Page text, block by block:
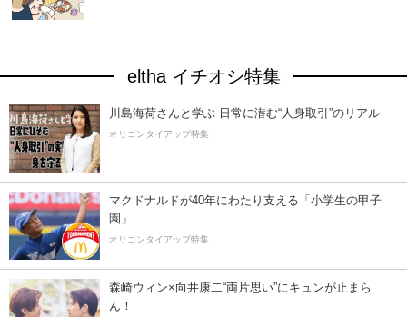
eltha イチオシ特集
川島海荷さんと学ぶ 日常に潜む“人身取引”のリアル
オリコンタイアップ特集
マクドナルドが40年にわたり支える「小学生の甲子
園」
オリコンタイアップ特集
森崎ウィン×向井康二“両片思い”にキュンが止まら
ん！